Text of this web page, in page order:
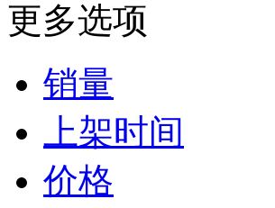
更多选项
销量
上架时间
价格